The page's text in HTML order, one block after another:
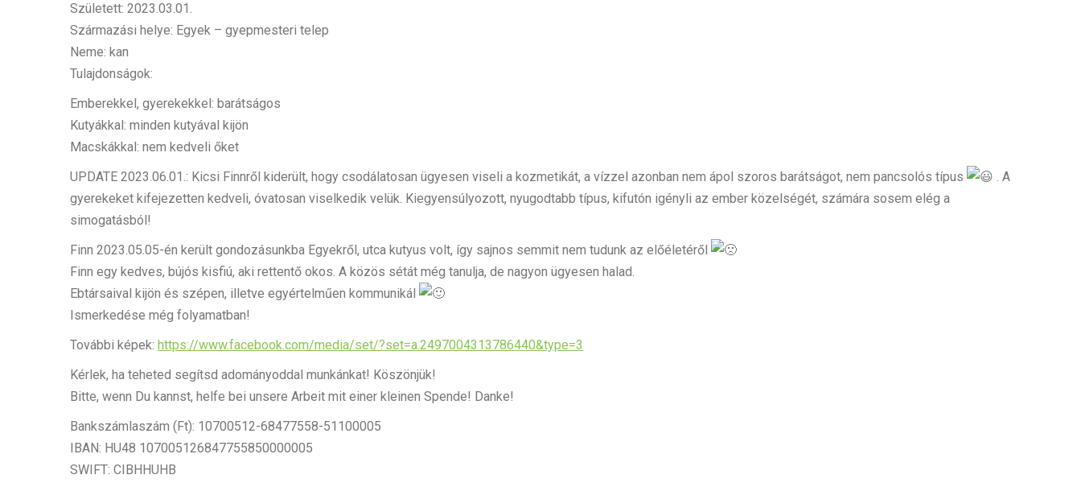
Született: 2023.03.01.
Származási helye: Egyek – gyepmesteri telep
Neme: kan
Tulajdonságok:
Emberekkel, gyerekekkel: barátságos
Kutyákkal: minden kutyával kijön
Macskákkal: nem kedveli őket
UPDATE 2023.06.01.: Kicsi Finnről kiderült, hogy csodálatosan ügyesen viseli a kozmetikát, a vízzel azonban nem ápol szoros barátságot, nem pancsolós típus
. A
gyerekeket kifejezetten kedveli, óvatosan viselkedik velük. Kiegyensúlyozott, nyugodtabb típus, kifutón igényli az ember közelségét, számára sosem elég a
simogatásból!
Finn 2023.05.05-én került gondozásunkba Egyekről, utca kutyus volt, így sajnos semmit nem tudunk az előéletéről
Finn egy kedves, bújós kisfiú, aki rettentő okos. A közös sétát még tanulja, de nagyon ügyesen halad.
Ebtársaival kijön és szépen, illetve egyértelműen kommunikál
Ismerkedése még folyamatban!
További képek: https://www.facebook.com/media/set/?set=a.2497004313786440&type=3
Kérlek, ha teheted segítsd adományoddal munkánkat! Köszönjük!
Bitte, wenn Du kannst, helfe bei unsere Arbeit mit einer kleinen Spende! Danke!
Bankszámlaszám (Ft): 10700512-68477558-51100005
IBAN: HU48 107005126847755850000005
SWIFT: CIBHHUHB